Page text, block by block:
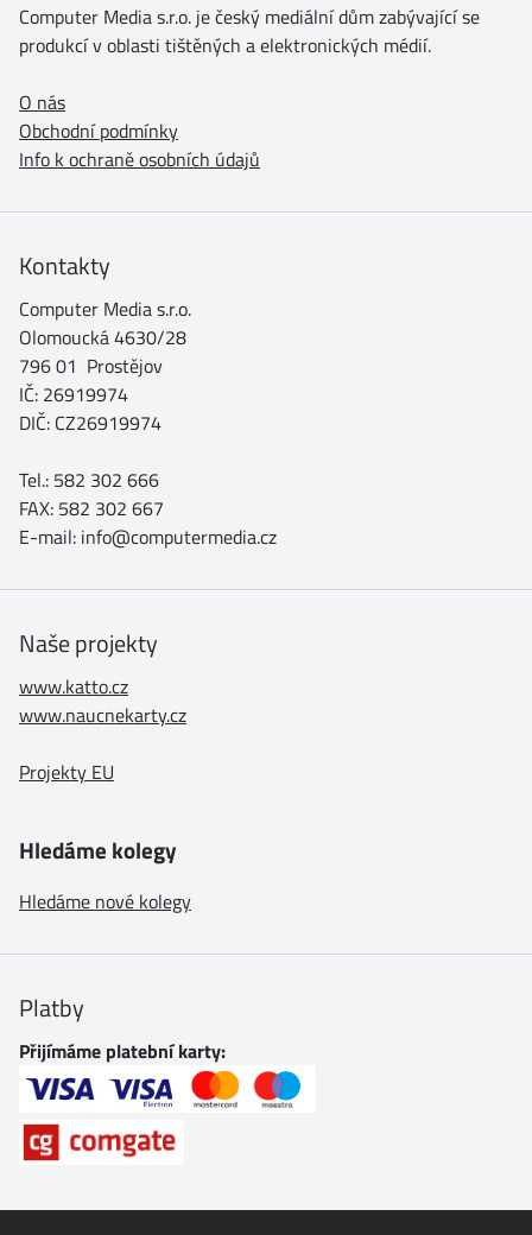
Computer Media s.r.o. je český mediální dům zabývající se
produkcí v oblasti tištěných a elektronických médií.
O nás
Obchodní podmínky
Info k ochraně osobních údajů
Kontakty
Computer Media s.r.o.
Olomoucká 4630/28
796 01 Prostějov
IČ: 26919974
DIČ: CZ26919974
Tel.: 582 302 666
FAX: 582 302 667
E-mail: info@computermedia.cz
Naše projekty
www.katto.cz
www.naucnekarty.cz
Projekty EU
Hledáme kolegy
Hledáme nové kolegy
Platby
Přijímáme platební karty: